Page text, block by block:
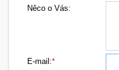
Něco o Vás:
E-mail:*